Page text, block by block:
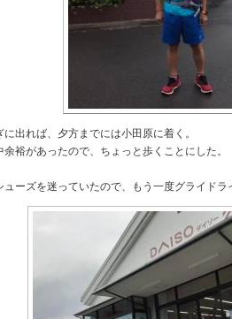
出れば、夕方までには小田原に着く。
裕があったので、ちょっと歩くことにした。
ーズを迷っていたので、もう一度グライドラ